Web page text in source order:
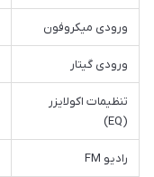
ورودی میکروفون
ورودی گیتار
تنظیمات اکولایزر
(EQ)
رادیو FM